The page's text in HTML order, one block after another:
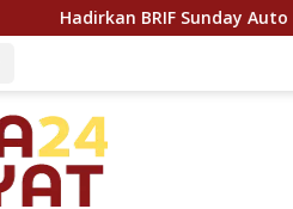
Auto Corner, BRI Finance